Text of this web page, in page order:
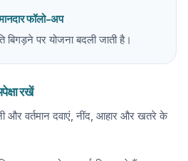
फॉलो-अप
बिगड़ने पर योजना बदली जाती है।
रखें
और वर्तमान दवाएं, नींद, आहार और खतरे के